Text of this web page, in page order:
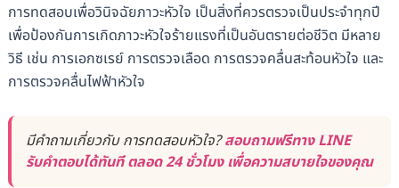
การทดสอบเพื่อวินิจฉัยภาวะหัวใจ เป็นสิ่งที่ควรตรวจเป็นประจำทุกปี
เพื่อป้องกันการเกิดภาวะหัวใจร้ายแรงที่เป็นอันตรายต่อชีวิต มีหลาย
วิธี เช่น การเอกซเรย์ การตรวจเลือด การตรวจคลื่นสะท้อนหัวใจ และ
การตรวจคลื่นไฟฟ้าหัวใจ
มีคำถามเกี่ยวกับ การทดสอบหัวใจ?สอบถามฟรีทาง LINE
รับคำตอบได้ทันที ตลอด 24 ชั่วโมง เพื่อความสบายใจของคุณ